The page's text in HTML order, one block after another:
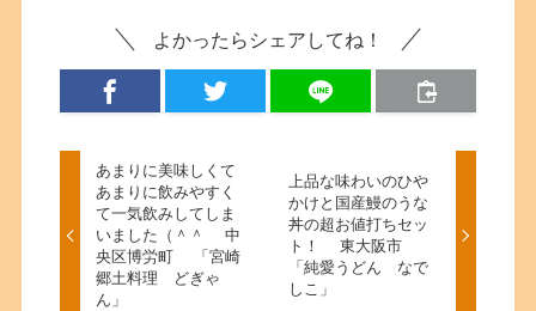
よかったらシェアしてね！
あまりに美味しくて
あまりに飲みやすく
て一気飲みしてしま
いました（＾＾ 中
央区博労町 「宮崎
郷土料理 どぎゃ
ん」
上品な味わいのひや
かけと国産鰻のうな
丼の超お値打ちセッ
ト！ 東大阪市
「純愛うどん なで
しこ」